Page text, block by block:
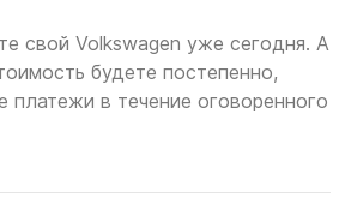
свой Volkswagen уже сегодня. А
будете постепенно,
платежи в течение оговоренного